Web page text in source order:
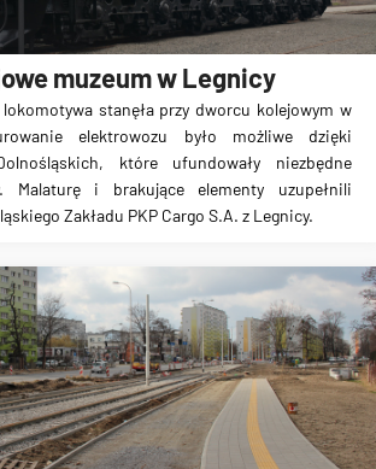
muzeum w Legnicy
stanęła przy dworcu kolejowym w
elektrowozu było możliwe dzięki
które ufundowały niezbędne
Malaturę i brakujące elementy uzupełnili
Zakładu PKP Cargo S.A. z Legnicy.